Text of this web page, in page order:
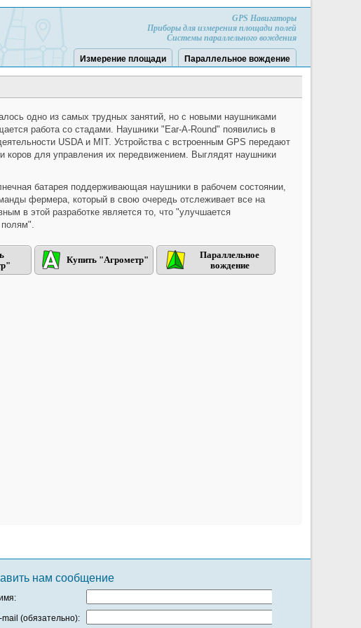
GPS Навигаторы
Приборы для измерения площади полей
Системы параллельного вождения
Измерение площади Параллельное вождение
одно из самых трудных занятий, но с новыми наушниками
работа со стадами. Наушники "Ear-A-Round" появились в
USDA и MIT. Устройства с встроенным GPS передают
коров для управления их передвижением. Выглядят наушники
батарея поддерживающая наушники в рабочем состоянии,
фермера, который в свою очередь отслеживает все на
в этой разработке является то, что "улучшается
полям".
Купить "Агрометр"
Параллельное
вождение
нам сообщение
(обязательно):